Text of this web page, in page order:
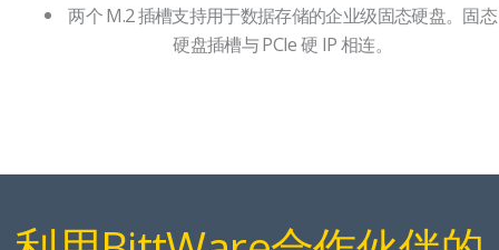
两个 M.2 插槽支持用于数据存储的企业级固态硬盘。固态
硬盘插槽与 PCIe 硬 IP 相连。